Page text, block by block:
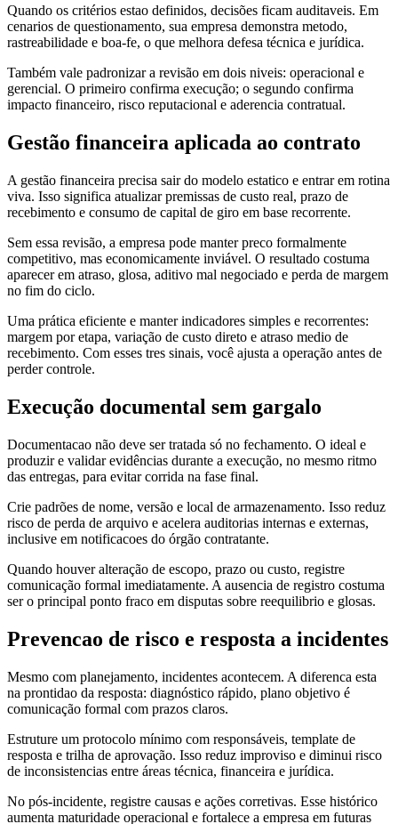
Quando os critérios estao definidos, decisões ficam auditaveis. Em
cenarios de questionamento, sua empresa demonstra metodo,
rastreabilidade e boa-fe, o que melhora defesa técnica e jurídica.
Também vale padronizar a revisão em dois niveis: operacional e
gerencial. O primeiro confirma execução; o segundo confirma
impacto financeiro, risco reputacional e aderencia contratual.
Gestão financeira aplicada ao contrato
A gestão financeira precisa sair do modelo estatico e entrar em rotina
viva. Isso significa atualizar premissas de custo real, prazo de
recebimento e consumo de capital de giro em base recorrente.
Sem essa revisão, a empresa pode manter preco formalmente
competitivo, mas economicamente inviável. O resultado costuma
aparecer em atraso, glosa, aditivo mal negociado e perda de margem
no fim do ciclo.
Uma prática eficiente e manter indicadores simples e recorrentes:
margem por etapa, variação de custo direto e atraso medio de
recebimento. Com esses tres sinais, você ajusta a operação antes de
perder controle.
Execução documental sem gargalo
Documentacao não deve ser tratada só no fechamento. O ideal e
produzir e validar evidências durante a execução, no mesmo ritmo
das entregas, para evitar corrida na fase final.
Crie padrões de nome, versão e local de armazenamento. Isso reduz
risco de perda de arquivo e acelera auditorias internas e externas,
inclusive em notificacoes do órgão contratante.
Quando houver alteração de escopo, prazo ou custo, registre
comunicação formal imediatamente. A ausencia de registro costuma
ser o principal ponto fraco em disputas sobre reequilibrio e glosas.
Prevencao de risco e resposta a incidentes
Mesmo com planejamento, incidentes acontecem. A diferenca esta
na prontidao da resposta: diagnóstico rápido, plano objetivo é
comunicação formal com prazos claros.
Estruture um protocolo mínimo com responsáveis, template de
resposta e trilha de aprovação. Isso reduz improviso e diminui risco
de inconsistencias entre áreas técnica, financeira e jurídica.
No pós-incidente, registre causas e ações corretivas. Esse histórico
aumenta maturidade operacional e fortalece a empresa em futuras